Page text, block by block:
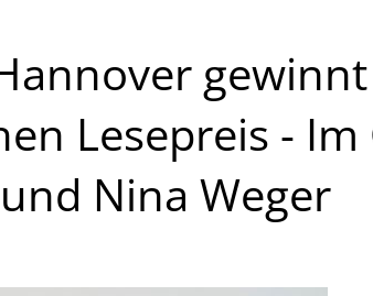
Lesepreis - Im
Nina Weger